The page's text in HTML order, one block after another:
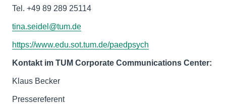
Tel. +49 89 289 25114
tina.seidel@tum.de
https://www.edu.sot.tum.de/paedpsych
Kontakt im TUM Corporate Communications Center:
Klaus Becker
Pressereferent